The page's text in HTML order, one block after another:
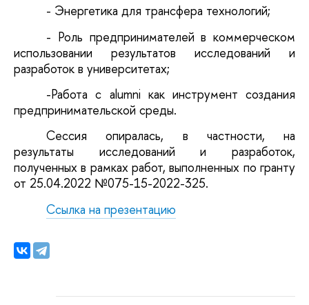
- Энергетика для трансфера технологий;
- Роль предпринимателей в коммерческом
использовании результатов исследований и
разработок в университетах;
-Работа с alumni как инструмент создания
предпринимательской среды.
Сессия опиралась, в частности, на
результаты исследований и разработок,
полученных в рамках работ, выполненных по гранту
от 25.04.2022 №075-15-2022-325.
Ссылка на презентацию